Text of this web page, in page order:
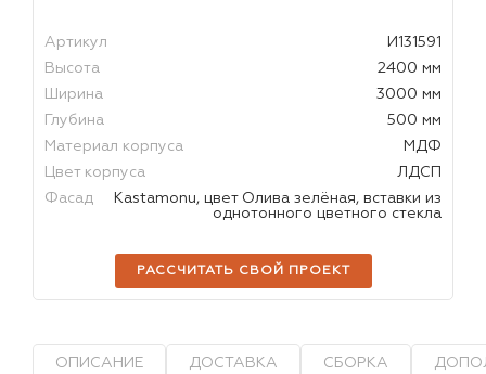
Артикул
И131591
Высота
2400 мм
Ширина
3000 мм
Глубина
500 мм
Материал корпуса
МДФ
Цвет корпуса
ЛДСП
Фасад
Kastamonu, цвет Олива зелёная, вставки из
однотонного цветного стекла
РАССЧИТАТЬ СВОЙ ПРОЕКТ
ОПИСАНИЕ ДОСТАВКА СБОРКА